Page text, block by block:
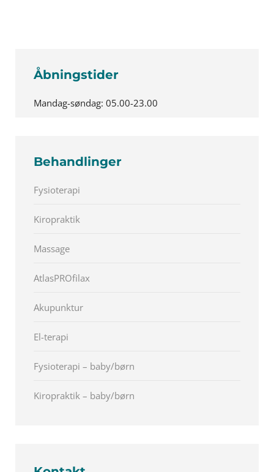
Åbningstider
Mandag-søndag: 05.00-23.00
Behandlinger
Fysioterapi
Kiropraktik
Massage
AtlasPROfilax
Akupunktur
El-terapi
Fysioterapi – baby/børn
Kiropraktik – baby/børn